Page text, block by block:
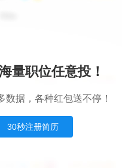
量职位任意投！
据，各种红包送不停！
30秒注册简历